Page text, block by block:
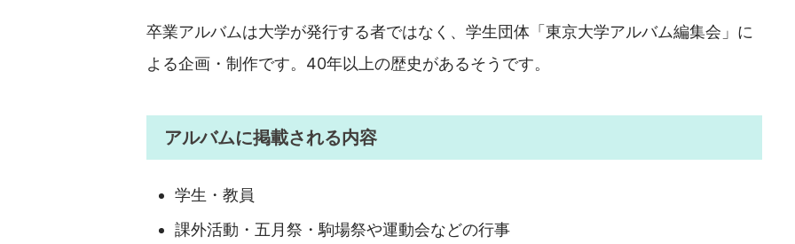
卒業アルバムは大学が発行する者ではなく、学生団体「東京大学アルバム編集会」に
よる企画・制作です。40年以上の歴史があるそうです。
アルバムに掲載される内容
学生・教員
課外活動・五月祭・駒場祭や運動会などの行事